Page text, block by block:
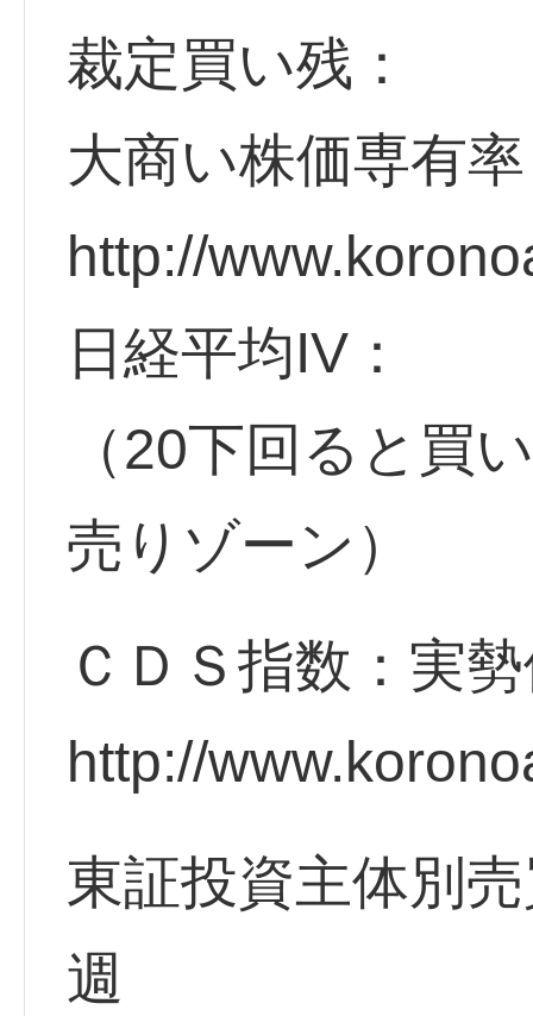
裁定買い残：
大商い株価専有
http://
日経平均IV：
（20下回ると買
売りゾーン）
ＣＤＳ指数：実
http://
東証投資主体別
週